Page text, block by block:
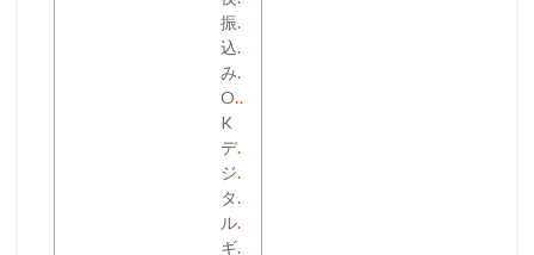
振
込
み
O
K
デ
ジ
タ
ル
ギ